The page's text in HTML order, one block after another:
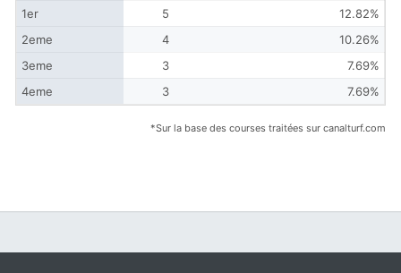
1er
5
12.82%
2eme
4
10.26%
3eme
3
7.69%
4eme
3 7.69%
*Sur la base des courses traitées sur canalturf.com